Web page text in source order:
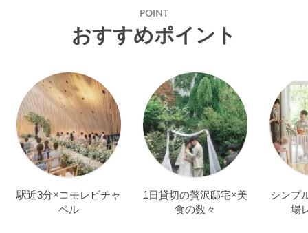
POINT
おすすめポイント
駅近3分×コモレビチャ
ペル
1日貸切の贅沢邸宅×美
食の数々
シンプ
場